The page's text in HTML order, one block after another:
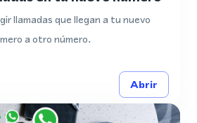
llamadas que llegan a tu nuevo
a otro número.
Abrir